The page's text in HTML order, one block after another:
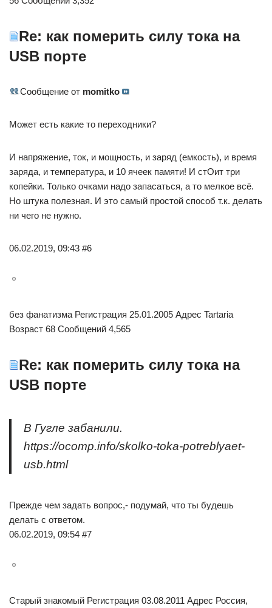
Re: как померить силу тока на
USB порте
Сообщение от momitko
Может есть какие то переходники?
И напряжение, ток, и мощность, и заряд (емкость), и время
заряда, и температура, и 10 ячеек памяти! И стОит три
копейки. Только очками надо запасаться, а то мелкое всё.
Но штука полезная. И это самый простой способ т.к. делать
ни чего не нужно.
06.02.2019, 09:43 #6
без фанатизма Регистрация 25.01.2005 Адрес Tartaria
Возраст 68 Сообщений 4,565
Re: как померить силу тока на
USB порте
В Гугле забанили.
https://ocomp.info/skolko-toka-potreblyaet-
usb.html
Прежде чем задать вопрос,- подумай, что ты будешь
делать с ответом.
06.02.2019, 09:54 #7
Старый знакомый Регистрация 03.08.2011 Адрес Россия,